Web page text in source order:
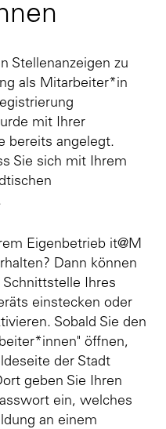
Stellenanzeigen zu
als Mitarbeiter*in
mit Ihrer
bereits angelegt.
Sie sich mit Ihrem
Eigenbetrieb it@M
Dann können
Ihres
einstecken oder
Sobald Sie den
öffnen,
der Stadt
geben Sie Ihren
ein, welches
an einem